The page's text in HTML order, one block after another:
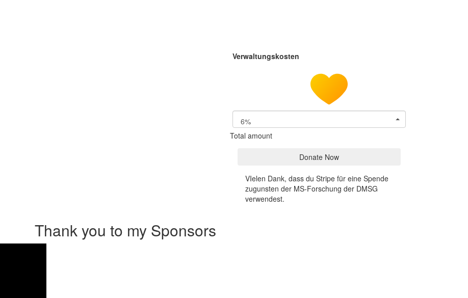
Verwaltungskosten
6%
Total amount
Donate Now
VIelen Dank, dass du Stripe für eine Spende
zugunsten der MS-Forschung der DMSG
verwendest.
Thank you to my Sponsors